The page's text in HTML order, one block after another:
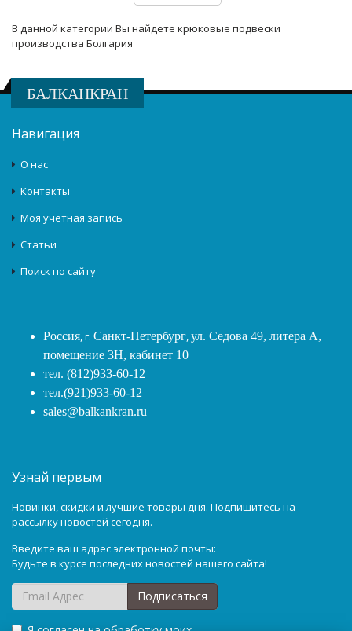
В данной категории Вы найдете крюковые подвески
производства Болгария
БАЛКАНКРАН
Навигация
О нас
Контакты
Моя учётная запись
Статьи
Поиск по сайту
Россия, г. Санкт-Петербург,ул. Седова 49, литера А,
помещение 3Н, кабинет 10
тел. (812)933-60-12
тел.(921)933-60-12
sales@balkankran.ru
Узнай первым
Новинки, скидки и лучшие товары дня. Подпишитесь на
рассылку новостей сегодня.
Введите ваш адрес электронной почты:
Будьте в курсе последних новостей нашего сайта!
Подписаться